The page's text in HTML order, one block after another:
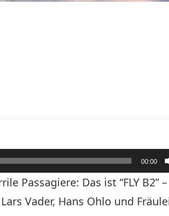
00:00
Passagiere: Das ist “FLY B2”
Vader, Hans Ohlo und